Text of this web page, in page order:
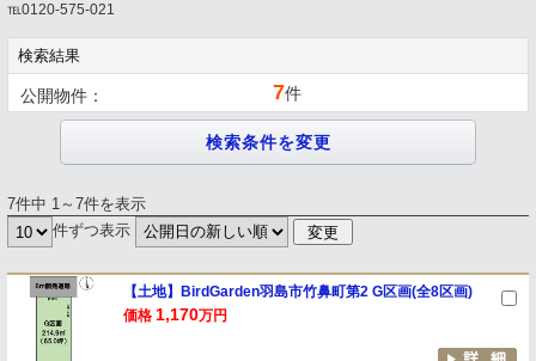
℡0120-575-021
検索結果
公開物件： 7件
7件中 1～7件を表示
件ずつ表示
【土地】BirdGarden羽島市竹鼻町第2 G区画(全8区画)
価格 1,170万円